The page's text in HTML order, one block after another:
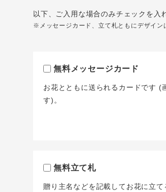
以下、ご入用な場合のみチェックを入
※メッセージカード、立て札ともにデザイン
無料メッセージカード
お花とともに送られるカードです (
す)。
無料立て札
贈り主名などを記載してお花に立